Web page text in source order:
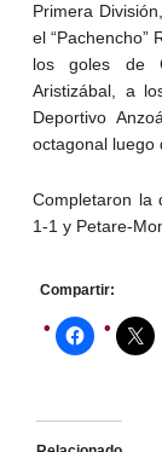
Primera
el “Pachencho”
los goles de
Aristizábal, a
Deportivo
octagonal luego
Completaron la
1-1 y Petare-
Compartir: